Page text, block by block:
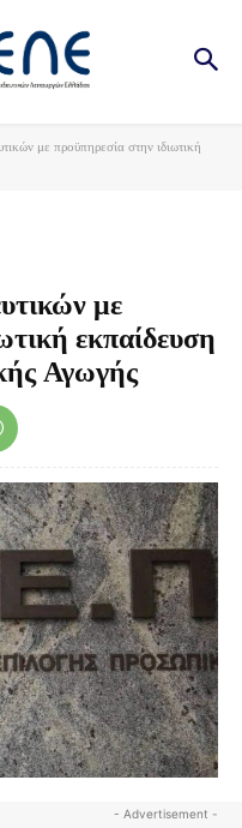
με προϋπηρεσία στην ιδιωτική
με
εκπαίδευση
Αγωγής
- Advertisement -